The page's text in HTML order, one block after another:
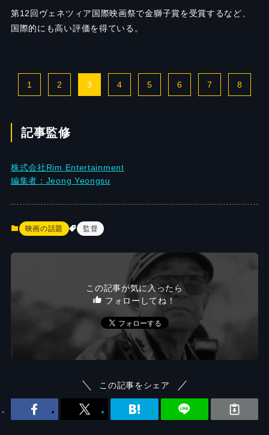
第12回ヴェネツィア国際映画祭で金獅子賞を受賞するなど、
国際的にも高い評価を得ている。
1 2 3 4 5 6 7 8
記事監修
株式会社Rim Entertainment
編集者：Jeong Yeongsu
映画の話題 監督
この記事が気に入ったら
フォローしてね！
この記事をシェア